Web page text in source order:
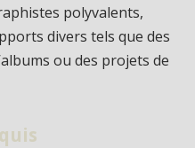
polyvalents,
divers tels que des
ou des projets de